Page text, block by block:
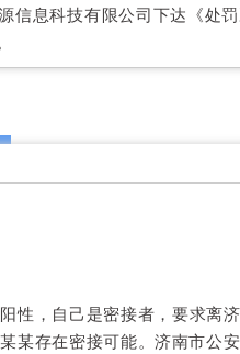
息科技有限公司下达《处
性，自己是密接者，要求离
某存在密接可能。济南市公